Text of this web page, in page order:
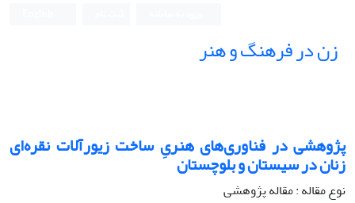
زن در فرهنگ و هنر
پژوهشی در فناوری‌های‌ هنریِ ساخت زیورآلات نقره‌ای
زنان در سیستان و بلوچستان
نوع مقاله : مقاله پژوهشی